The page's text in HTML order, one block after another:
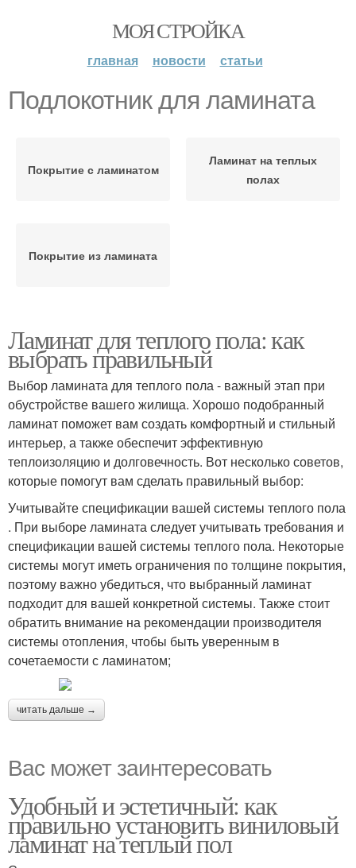
МОЯ СТРОЙКА
главная новости статьи
Подлокотник для ламината
Покрытие с ламинатом
Ламинат на теплых
полах
Покрытие из ламината
Ламинат для теплого пола: как
выбрать правильный
Выбор ламината для теплого пола - важный этап при
обустройстве вашего жилища. Хорошо подобранный
ламинат поможет вам создать комфортный и стильный
интерьер, а также обеспечит эффективную
теплоизоляцию и долговечность. Вот несколько советов,
которые помогут вам сделать правильный выбор:
Учитывайте спецификации вашей системы теплого пола
. При выборе ламината следует учитывать требования и
спецификации вашей системы теплого пола. Некоторые
системы могут иметь ограничения по толщине покрытия,
поэтому важно убедиться, что выбранный ламинат
подходит для вашей конкретной системы. Также стоит
обратить внимание на рекомендации производителя
системы отопления, чтобы быть уверенным в
сочетаемости с ламинатом;
читать дальше →
Вас может заинтересовать
Удобный и эстетичный: как
правильно установить виниловый
ламинат на теплый пол